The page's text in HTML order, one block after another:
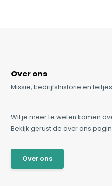
Over ons
Missie, bedrijfshistorie en feitjes
Wil je meer te weten komen
Bekijk gerust de over ons
Over ons